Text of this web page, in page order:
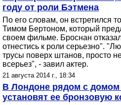
году от роли Бэтмена
По его словам, он встретился
Тимом Бертоном, который
своем фильме. Броснан
отнестись к роли серьезно".
трусы поверх штанов, просто
всерьез", - завил актер.
21 августа 2014 г., 18:34
В Лондоне рядом с
установят ее бронзовую